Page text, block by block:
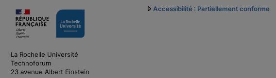
La Rochelle Université
Technoforum
23 avenue Albert Einstein
Accessibilité : Partiellement conforme